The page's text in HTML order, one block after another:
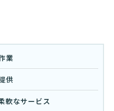
業
供
軟なサービス